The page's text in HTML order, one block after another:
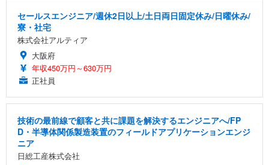
セールスエンジニア/週休2日以上/土日両日固定休み/日曜休み/
寮・社宅
株式会社アルティア
大阪府
年収450万円～630万円
正社員
技術の最前線で顧客と共に課題を解決するエンジニアへ/FP
D・半導体関係製造装置のフィールドアプリケーションエンジ
ニア
日総工産株式会社